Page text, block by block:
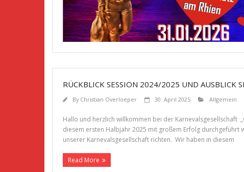
RÜCKBLICK SESSION 2024/2025 UND AUSBLICK
By Christian Overloeper 30. April 2025 Allgemein
Hallo und herzlich willkommen bei der Karnevalsgesellschaft
diesem ersten Halbjahr 2025 mit großem Erfolg durchgeführt
unserer Karnevalsgesellschaft richten. Wir haben in diesem
Read More